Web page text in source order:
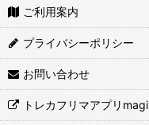
ご利用案内
プライバシーポリシー
お問い合わせ
トレカフリマアプリmagi